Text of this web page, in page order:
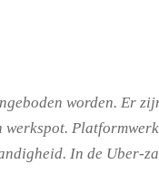
worden. Er
In de Uber-